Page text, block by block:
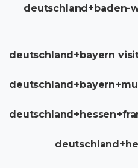
deutschland+baden-
deutschland+bayern